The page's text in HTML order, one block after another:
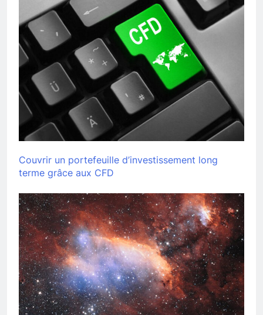
Couvrir un portefeuille d’investissement long
terme grâce aux CFD